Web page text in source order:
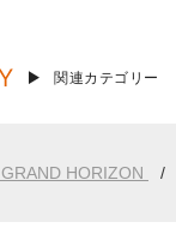
関連カテゴリー
HORIZON